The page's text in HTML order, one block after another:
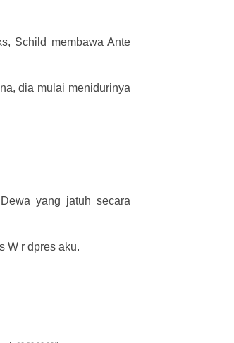
Schild membawa Ante
dia mulai menidurinya
yang jatuh secara
W r dpres aku.